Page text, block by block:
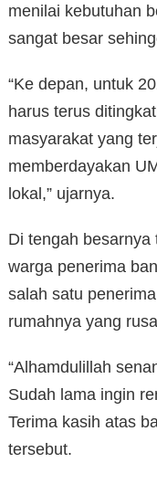
menilai kebutuhan
sangat besar
“Ke depan, untuk
harus terus
masyarakat yang
memberdayakan
lokal,” ujarnya.
Di tengah
warga penerima
salah satu
rumahnya yang
“Alhamdulillah
Sudah lama ingin
Terima kasih atas
tersebut.